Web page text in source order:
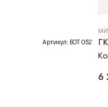
Артикул: БОТ 052
6